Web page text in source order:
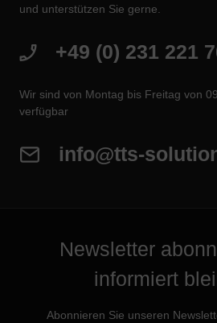
und unterstützen Sie gerne.
+49 (0) 231 221
Wir sind von Montag bis Freitag von
verfügbar
info@tts-
Newsletter
informiert
Abonnieren Sie unseren